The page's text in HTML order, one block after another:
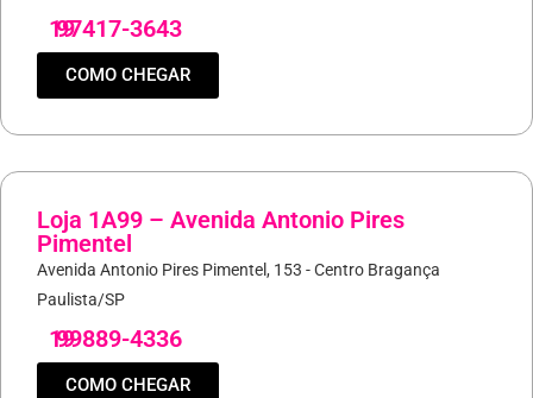
19
97417-3643
COMO CHEGAR
Loja 1A99 – Avenida Antonio Pires
Pimentel
Avenida Antonio Pires Pimentel, 153 - Centro Bragança
Paulista/SP
19
99889-4336
COMO CHEGAR